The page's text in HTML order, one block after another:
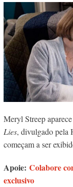
Meryl Streep
Lies, divulgado pela
começam a ser
Apoie: Colabore
exclusivo